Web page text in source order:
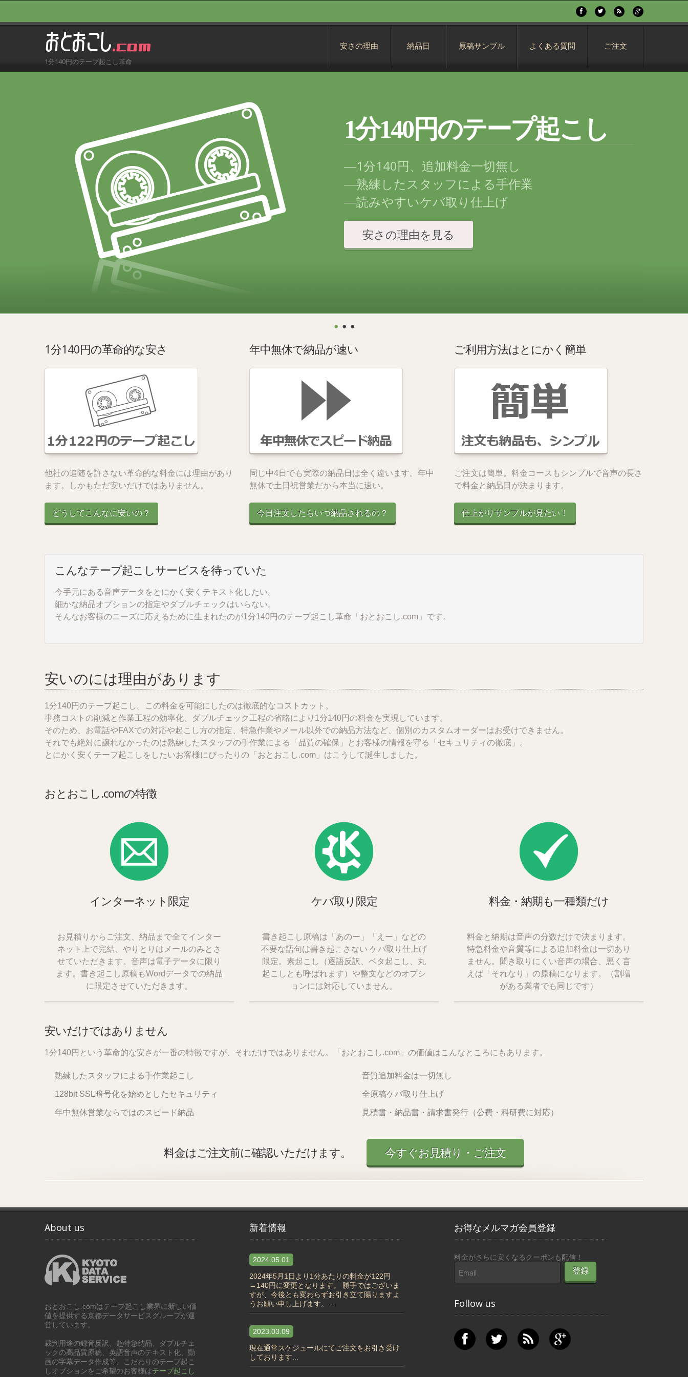
1分140円のテープ起こし革命
安さの理由 納品日 原稿サンプル よくある質問 ご注文
1分140円のテープ起こし
―1分140円、追加料金一切無し
―熟練したスタッフによる手作業
―読みやすいケバ取り仕上げ
安さの理由を見る
1分140円の革命的な安さ
他社の追随を許さない革命的な料金には理由があり
ます。しかもただ安いだけではありません。
どうしてこんなに安いの？
年中無休で納品が速い
同じ中4日でも実際の納品日は全く違います。年中
無休で土日祝営業だから本当に速い。
今日注文したらいつ納品されるの？
ご利用方法はとにかく簡単
ご注文は簡単。料金コースもシンプルで音声の長さ
で料金と納品日が決まります。
仕上がりサンプルが見たい！
こんなテープ起こしサービスを待っていた
今手元にある音声データをとにかく安くテキスト化したい。
細かな納品オプションの指定やダブルチェックはいらない。
そんなお客様のニーズに応えるために生まれたのが1分140円のテープ起こし革命「おとおこし.com」です。
安いのには理由があります
1分140円のテープ起こし。この料金を可能にしたのは徹底的なコストカット。
事務コストの削減と作業工程の効率化、ダブルチェック工程の省略により1分140円の料金を実現しています。
そのため、お電話やFAXでの対応や起こし方の指定、特急作業やメール以外での納品方法など、個別のカスタムオーダーはお受けできません。
それでも絶対に譲れなかったのは熟練したスタッフの手作業による「品質の確保」 と お客様の情報を守る「セキュリティの徹底」
。
とにかく安くテープ起こしをしたいお客様にぴったりの「おとおこし.com」はこうして誕生しました。
おとおこし.comの特徴
インターネット限定
お見積りからご注文、納品まで全てインター
ネット上で完結、やりとりはメールのみとさ
せていただきます。音声は電子データに限り
ます。書き起こし原稿もWordデータでの納品
に限定させていただきます。
ケバ取り限定
書き起こし原稿は「あのー」「えー」などの
不要な語句は書き起こさない ケバ取り仕上げ
限定。素起こし（逐語反訳、ベタ起こし、丸
起こしとも呼ばれます）や整文などのオプシ
ョンには対応していません。
料金・納期も一種類だけ
料金と納期は音声の分数だけで決まります。
特急料金や音質等による追加料金は一切あり
ません。聞き取りにくい音声の場合、悪く言
えば「それなり」の原稿になります。（割増
がある業者でも同じです）
安いだけではありません
1分140円という革命的な安さが一番の特徴ですが、それだけではありません。「おとおこし.com」の価値はこんなところにもあります。
熟練したスタッフによる手作業起こし
128bit SSL暗号化を始めとしたセキュリティ
年中無休営業ならではのスピード納品
音質追加料金は一切無し
全原稿ケバ取り仕上げ
見積書・納品書・請求書発行（公費・科研費に対応）
料金はご注文前に確認いただけます。 今すぐお見積り・ご注文
About us
おとおこし.comはテープ起こし業界に新しい価
値を提供する京都データサービスグループが運
営しています。
裁判用途の録音反訳、超特急納品、ダブルチェ
ックの高品質原稿、英語音声のテキスト化、動
画の字幕データ作成等、こだわりのテープ起こ
しオプションをご希望のお客様はテープ起こし
新着情報
2024.05.01
2024年5月1日より1分あたりの料金が122円
→140円に変更となります。 勝手ではございま
すが、今後とも変わらずお引き立て賜りますよ
うお願い申し上げます。...
2023.03.09
現在通常スケジュールにてご注文をお引き受け
しております...
お得なメルマガ会員登録
料金がさらに安くなるクーポンも配信！
Follow us